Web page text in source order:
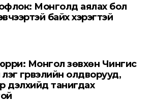
Монголд аялах бол
байх хэрэгтэй
Монгол зөвхөн Чингис
гүрвэлийн олдворууд,
дэлхийд танигдах